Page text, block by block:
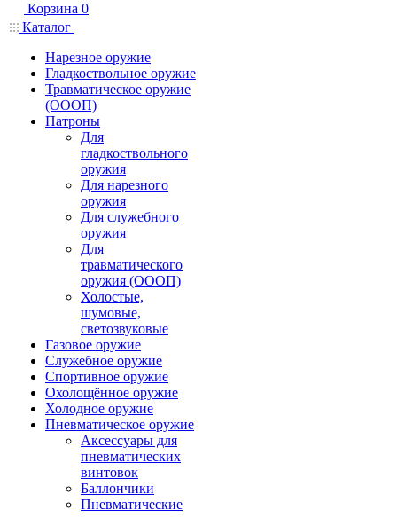
Корзина 0
Каталог
Нарезное оружие
Гладкоствольное оружие
Травматическое оружие
(ОООП)
Патроны
Для
гладкоствольного
оружия
Для нарезного
оружия
Для служебного
оружия
Для
травматического
оружия (ОООП)
Холостые,
шумовые,
светозвуковые
Газовое оружие
Служебное оружие
Спортивное оружие
Охолощённое оружие
Холодное оружие
Пневматическое оружие
Аксессуары для
пневматических
винтовок
Баллончики
Пневматические